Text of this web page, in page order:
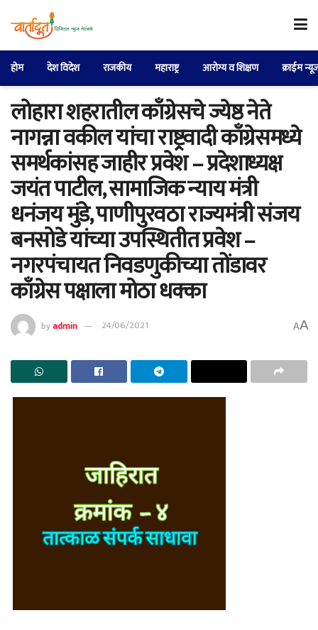
होम देश विदेश राजकीय महाराष्ट्र आरोग्य व शिक्षण क्राईम
लोहारा शहरातील काँग्रेसचे ज्येष्ठ नेते
नागन्ना वकील यांचा राष्ट्रवादी काँग्रेसमध्ये
समर्थकांसह जाहीर प्रवेश – प्रदेशाध्यक्ष
जयंत पाटील, सामाजिक न्याय मंत्री
धनंजय मुंडे, पाणीपुरवठा राज्यमंत्री संजय
बनसोडे यांच्या उपस्थितीत प्रवेश –
नगरपंचायत निवडणुकीच्या तोंडावर
काँग्रेस पक्षाला मोठा धक्का
byadmin 24/06/2021 AA